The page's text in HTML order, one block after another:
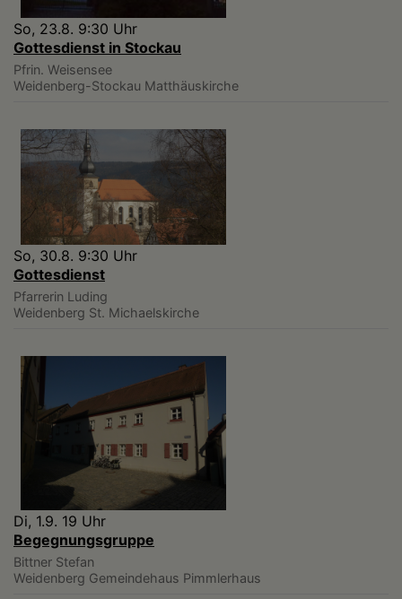
So, 23.8. 9:30 Uhr
Gottesdienst in Stockau
Pfrin. Weisensee
Weidenberg-Stockau Matthäuskirche
So, 30.8. 9:30 Uhr
Gottesdienst
Pfarrerin Luding
Weidenberg St. Michaelskirche
Di, 1.9. 19 Uhr
Begegnungsgruppe
Bittner Stefan
Weidenberg Gemeindehaus Pimmlerhaus